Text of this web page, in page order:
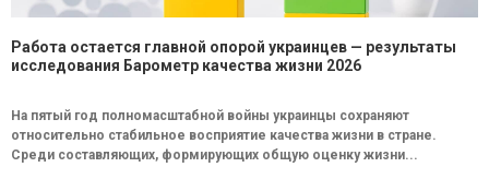
Работа остается главной опорой украинцев — результаты
исследования Барометр качества жизни 2026
На пятый год полномасштабной войны украинцы сохраняют
относительно стабильное восприятие качества жизни в стране.
Среди составляющих, формирующих общую оценку жизни...